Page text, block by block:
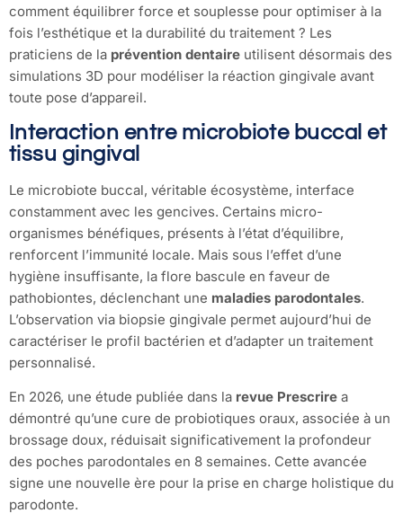
comment équilibrer force et souplesse pour optimiser à la
fois l’esthétique et la durabilité du traitement ? Les
praticiens de la prévention dentaire utilisent désormais des
simulations 3D pour modéliser la réaction gingivale avant
toute pose d’appareil.
Interaction entre microbiote buccal et
tissu gingival
Le microbiote buccal, véritable écosystème, interface
constamment avec les gencives. Certains micro-
organismes bénéfiques, présents à l’état d’équilibre,
renforcent l’immunité locale. Mais sous l’effet d’une
hygiène insuffisante, la flore bascule en faveur de
pathobiontes, déclenchant une maladies parodontales.
L’observation via biopsie gingivale permet aujourd’hui de
caractériser le profil bactérien et d’adapter un traitement
personnalisé.
En 2026, une étude publiée dans la revue Prescrire a
démontré qu’une cure de probiotiques oraux, associée à un
brossage doux, réduisait significativement la profondeur
des poches parodontales en 8 semaines. Cette avancée
signe une nouvelle ère pour la prise en charge holistique du
parodonte.